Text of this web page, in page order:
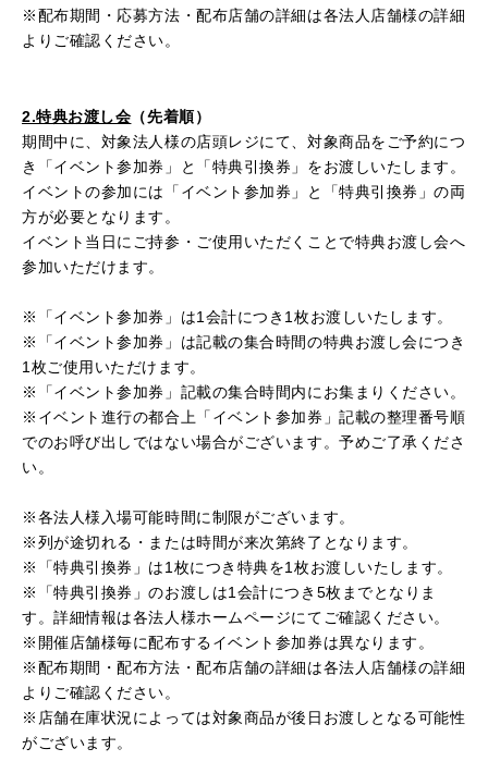
※配布期間・応募方法・配布店舗の詳細は各法人店舗様の詳細
よりご確認ください。
2.特典お渡し会 （先着順）
期間中に、対象法人様の店頭レジにて、対象商品をご予約につ
き「イベント参加券」と「特典引換券」をお渡しいたします。
イベントの参加には「イベント参加券」と「特典引換券」の両
方が必要となります。
イベント当日にご持参・ご使用いただくことで特典お渡し会へ
参加いただけます。
※「イベント参加券」は1 会計につき 1枚お渡しいたします。
※「イベント参加券」は記載の集合時間の特典お渡し会につき
1 枚ご使用いただけます。
※「イベント参加券」記載の集合時間内にお集まりください。
※イベント進行の都合上「イベント参加券」記載の整理番号順
でのお呼び出しではない場合がございます。予めご了承くださ
い。
※各法人様入場可能時間に制限がございます。
※列が途切れる・または時間が来次第終了となります。
※「特典引換券」は1 枚につき特典を1枚お渡しいたします。
※「特典引換券」のお渡しは1 会計につき5枚までとなりま
す。詳細情報は各法人様ホームページにてご確認ください。
※開催店舗様毎に配布するイベント参加券は異なります。
※配布期間・配布方法・配布店舗の詳細は各法人店舗様の詳細
よりご確認ください。
※店舗在庫状況によっては対象商品が後日お渡しとなる可能性
がございます。